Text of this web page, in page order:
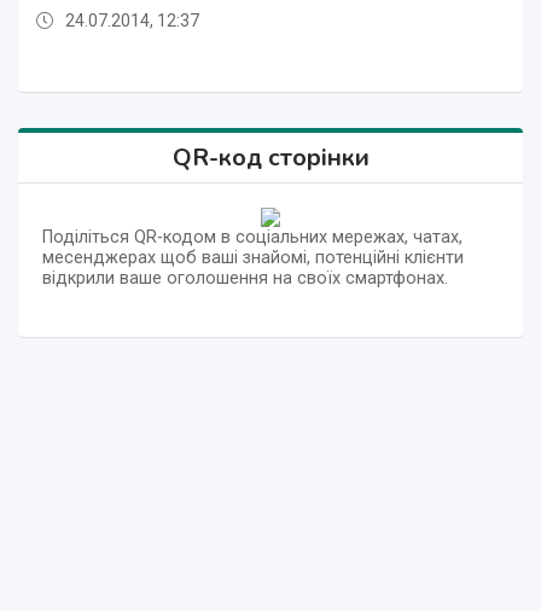
24.07.2014, 12:37
QR-код сторінки
Поділіться QR-кодом в соціальних мережах, чатах,
месенджерах щоб ваші знайомі, потенційні клієнти
відкрили ваше оголошення на своїх смартфонах.